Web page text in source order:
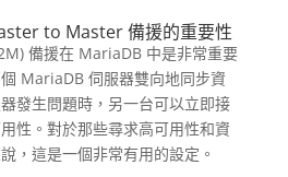
to Master 備援的重要性
備援在 MariaDB 中是非常重要
MariaDB 伺服器雙向地同步資
發生問題時，另一台可以立即接
性。對於那些尋求高可用性和資
，這是一個非常有用的設定。